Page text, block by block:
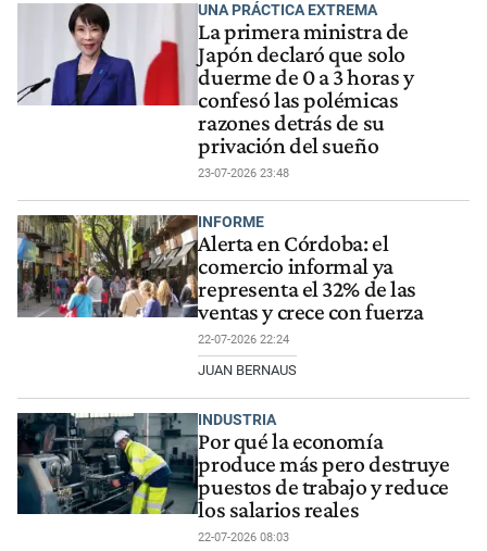
UNA PRÁCTICA EXTREMA
La primera ministra de
Japón declaró que solo
duerme de 0 a 3 horas y
confesó las polémicas
razones detrás de su
privación del sueño
23-07-2026 23:48
INFORME
Alerta en Córdoba: el
comercio informal ya
representa el 32% de las
ventas y crece con fuerza
22-07-2026 22:24
JUAN BERNAUS
INDUSTRIA
Por qué la economía
produce más pero destruye
puestos de trabajo y reduce
los salarios reales
22-07-2026 08:03